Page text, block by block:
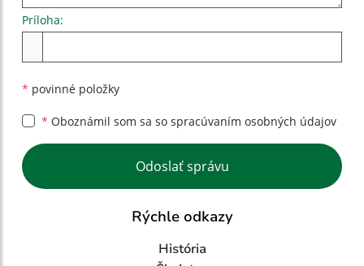
Príloha:
* povinné položky
* Oboznámil som sa so spracúvaním osobných údajov
Google reCaptcha Response
Odoslať správu
Rýchle odkazy
História